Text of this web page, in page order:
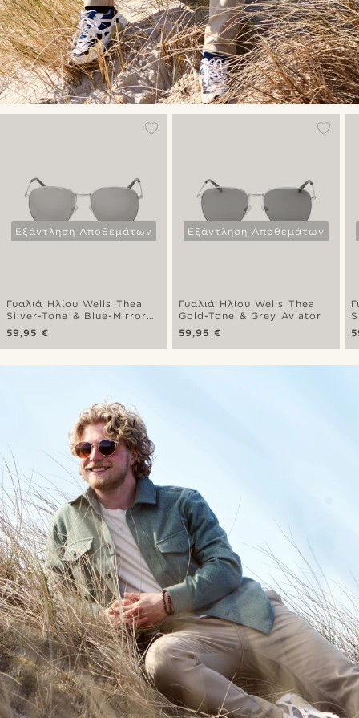
Εξάντληση Αποθεμάτων
Γυαλιά Ηλίου Wells Thea
Silver-Tone & Blue-Mirror
Aviator
59,95 €
Εξάντληση Αποθεμάτων
Γυαλιά Ηλίου Wells Thea
Gold-Tone & Grey Aviator
59,95 €